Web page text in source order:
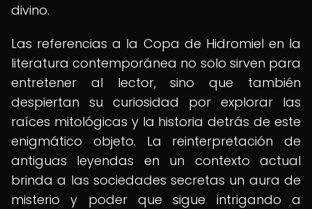
divino.
Las referencias a la Copa de Hidromiel en la
literatura contemporánea no solo sirven para
entretener al lector, sino que también
despiertan su curiosidad por explorar las
raíces mitológicas y la historia detrás de este
enigmático objeto. La reinterpretación de
antiguas leyendas en un contexto actual
brinda a las sociedades secretas un aura de
misterio y poder que sigue intrigando a